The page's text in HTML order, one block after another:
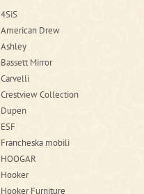
4SiS
American Drew
Ashley
Bassett Mirror
Carvelli
Crestview Collection
Dupen
ESF
Francheska mobili
HOOGAR
Hooker
Hooker Furniture